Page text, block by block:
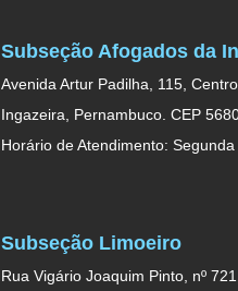
Subseção Afogados da
Avenida Artur Padilha, 115,
Ingazeira, Pernambuco. CEP
Horário de Atendimento:
Subseção Limoeiro
Rua Vigário Joaquim Pinto, nº